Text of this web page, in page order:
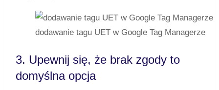
dodawanie tagu UET w Google Tag Managerze
3. Upewnij się, że brak zgody to
domyślna opcja